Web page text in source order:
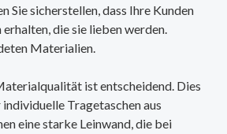
Sie sicherstellen, dass Ihre Kunden
die sie lieben werden.
Materialien.
ist entscheidend. Dies
Tragetaschen aus
eine starke Leinwand, die bei